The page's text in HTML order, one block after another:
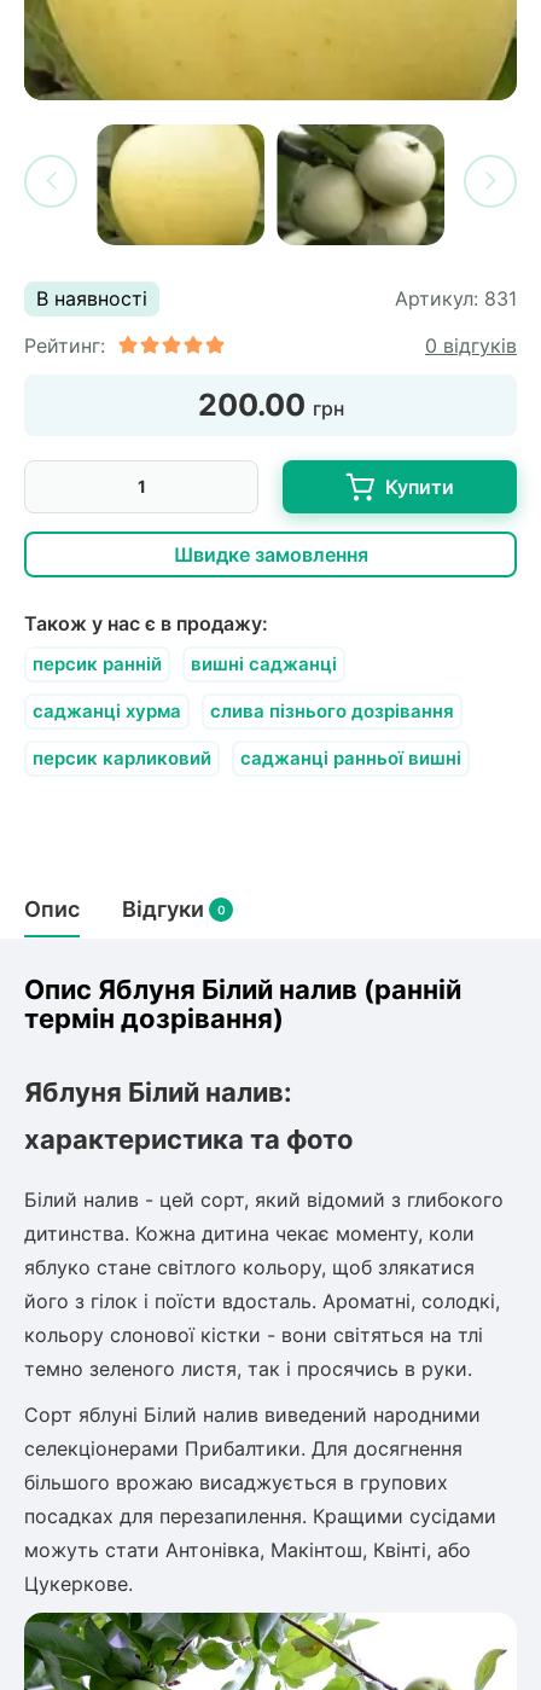
троянди)
лохини
(агротканини)
В наявності Артикул: 831
Рейтинг:
0 відгуків
200.00 грн
Купити
Швидке замовлення
Також у нас є в продажу:
персик ранній вишні саджанці
саджанці хурма слива пізнього дозрівання
персик карликовий саджанці ранньої вишні
Опис Відгуки 0
Опис Яблуня Білий налив (ранній
термін дозрівання)
Яблуня Білий налив:
характеристика та фото
Білий налив - цей сорт, який відомий з глибокого
дитинства. Кожна дитина чекає моменту, коли
яблуко стане світлого кольору, щоб злякатися
його з гілок і поїсти вдосталь. Ароматні, солодкі,
кольору слонової кістки - вони світяться на тлі
темно зеленого листя, так і просячись в руки.
Сорт яблуні Білий налив виведений народними
селекціонерами Прибалтики. Для досягнення
більшого врожаю висаджується в групових
посадках для перезапилення. Кращими сусідами
можуть стати Антонівка, Макінтош, Квінті, або
Цукеркове.